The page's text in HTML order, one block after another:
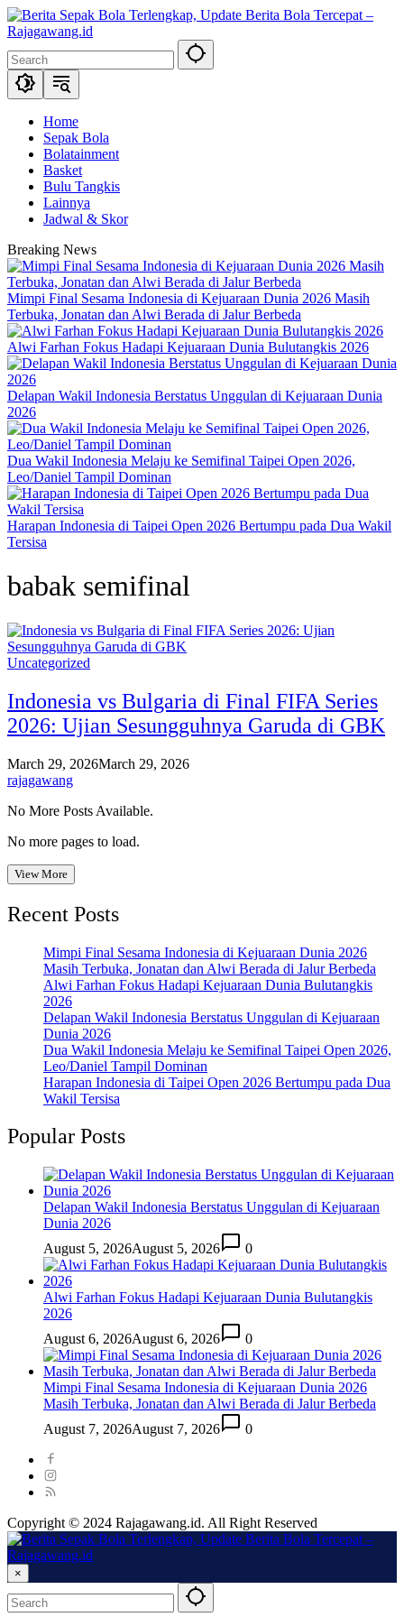
Skip
to
Home
Sepak Bola
Bolatainment
Basket
Bulu Tangkis
Lainnya
Jadwal & Skor
Breaking News
Mimpi Final Sesama Indonesia di Kejuaraan Dunia 2026 Masih
Terbuka, Jonatan dan Alwi Berada di Jalur Berbeda
Alwi Farhan Fokus Hadapi Kejuaraan Dunia Bulutangkis 2026
Delapan Wakil Indonesia Berstatus Unggulan di Kejuaraan Dunia
2026
Dua Wakil Indonesia Melaju ke Semifinal Taipei Open 2026,
Leo/Daniel Tampil Dominan
Harapan Indonesia di Taipei Open 2026 Bertumpu pada Dua Wakil
Tersisa
babak semifinal
Uncategorized
Indonesia vs Bulgaria di Final FIFA Series
2026: Ujian Sesungguhnya Garuda di GBK
March 29, 2026March 29, 2026
rajagawang
No More Posts Available.
No more pages to load.
View More
Recent Posts
Mimpi Final Sesama Indonesia di Kejuaraan Dunia 2026
Masih Terbuka, Jonatan dan Alwi Berada di Jalur Berbeda
Alwi Farhan Fokus Hadapi Kejuaraan Dunia Bulutangkis
2026
Delapan Wakil Indonesia Berstatus Unggulan di Kejuaraan
Dunia 2026
Dua Wakil Indonesia Melaju ke Semifinal Taipei Open 2026,
Leo/Daniel Tampil Dominan
Harapan Indonesia di Taipei Open 2026 Bertumpu pada Dua
Wakil Tersisa
Popular Posts
Delapan Wakil Indonesia Berstatus Unggulan di Kejuaraan
Dunia 2026
August 5, 2026August 5, 2026 0
Alwi Farhan Fokus Hadapi Kejuaraan Dunia Bulutangkis
2026
August 6, 2026August 6, 2026 0
Mimpi Final Sesama Indonesia di Kejuaraan Dunia 2026
Masih Terbuka, Jonatan dan Alwi Berada di Jalur Berbeda
August 7, 2026August 7, 2026 0
Copyright © 2024 Rajagawang.id. All Right Reserved
×